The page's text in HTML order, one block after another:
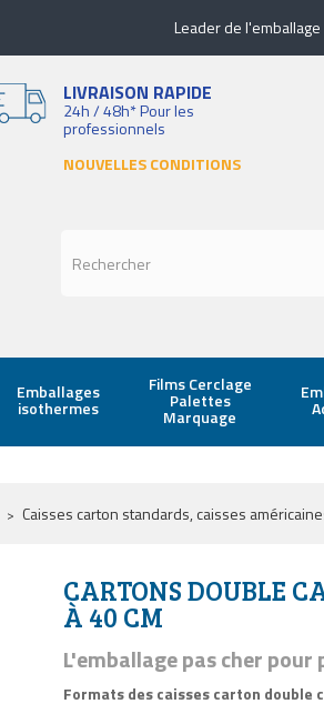
Leader de
LIVRAISON RAPIDE
24h / 48h* Pour les
professionnels
NOUVELLES CONDITIONS
Emballages
isothermes
Films Cerclage
Palettes
Marquage
Caisses carton standards, caisses
CARTONS DOUBLE
À 40 CM
L'emballage pas cher
Formats des caisses carton double